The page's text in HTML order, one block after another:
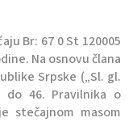
Br: 67 0 St 120005
Na osnovu člana
Srpske („Sl. gl.
do 46. Pravilnika o
stečajnom masom